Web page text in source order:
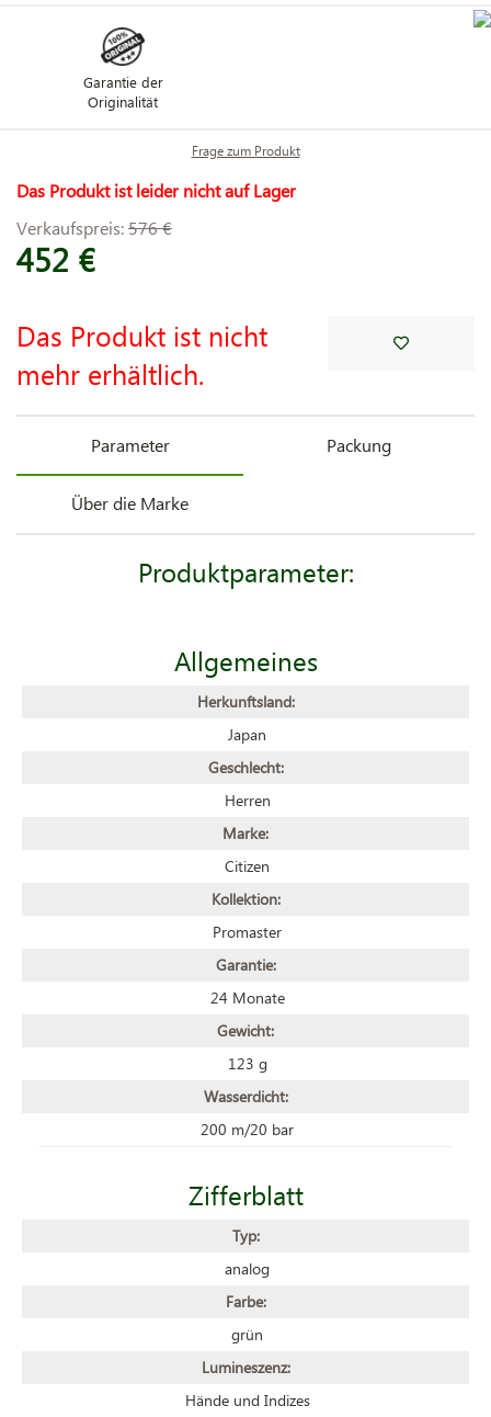
Garantie der
Originalität
Frage zum Produkt
Das Produkt ist leider nicht auf Lager
Verkaufspreis:576 €
452 €
Das Produkt ist nicht
mehr erhältlich.
Parameter Packung
Über die Marke
Produktparameter:
Allgemeines
Herkunftsland:
Japan
Geschlecht:
Herren
Marke:
Citizen
Kollektion:
Promaster
Garantie:
24 Monate
Gewicht:
123 g
Wasserdicht:
200 m/20 bar
Zifferblatt
Typ:
analog
Farbe:
grün
Lumineszenz:
Hände und Indizes